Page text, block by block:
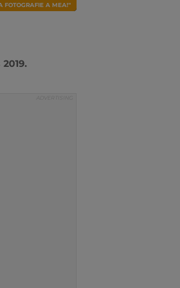
FOTOGRAFIE A MEA!"